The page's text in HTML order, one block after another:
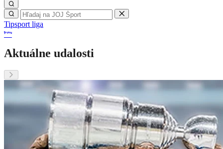
Tipsport liga
Aktuálne udalosti